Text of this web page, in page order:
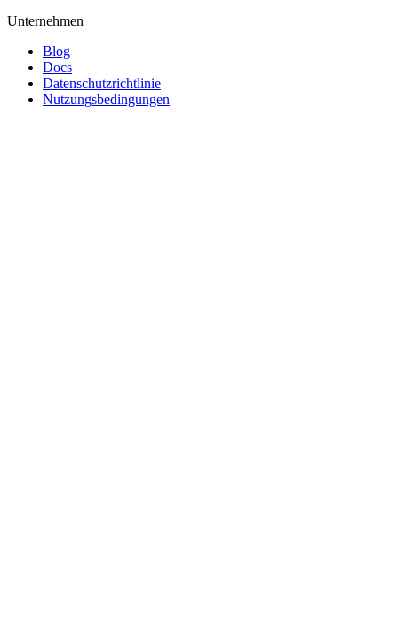
Unternehmen
Blog
Docs
Datenschutzrichtlinie
Nutzungsbedingungen